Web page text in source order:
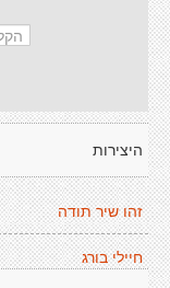
היצירות
זהו שיר תודה
חיילי בורג